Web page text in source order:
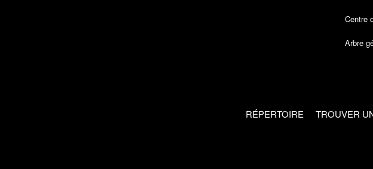
Centre
Arbre
RÉPERTOIRE TROUVER